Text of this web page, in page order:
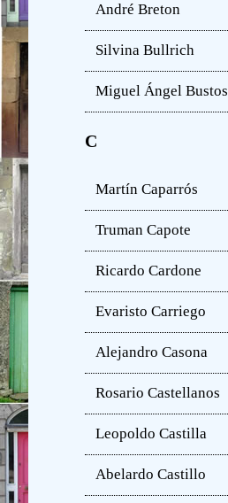
André Breton
Silvina Bullrich
Miguel Ángel Bustos
C
Martín Caparrós
Truman Capote
Ricardo Cardone
Evaristo Carriego
Alejandro Casona
Rosario Castellanos
Leopoldo Castilla
Abelardo Castillo